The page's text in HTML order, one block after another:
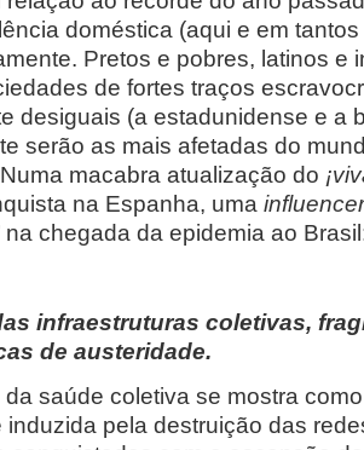
doméstica (aqui e em
Pretos e pobres, latinos e
de fortes traços
desiguais (a estadunidense e a
serão as mais afetadas do
macabra atualização do
na Espanha, uma influencer
na chegada da epidemia ao
infraestruturas coletivas,
de austeridade.
saúde coletiva se mostra
induzida pela destruição das